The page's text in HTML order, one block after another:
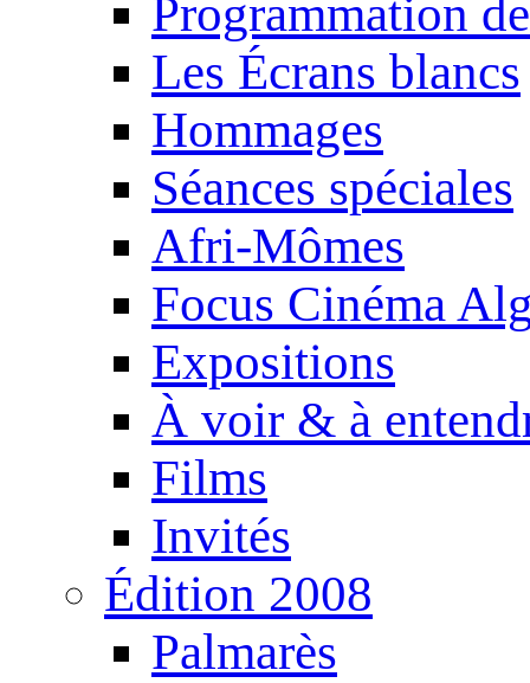
Programmation
Les Écrans blancs
Hommages
Séances spéciales
Afri-Mômes
Focus Cinéma
Expositions
À voir & à
Films
Invités
Édition 2008
Palmarès